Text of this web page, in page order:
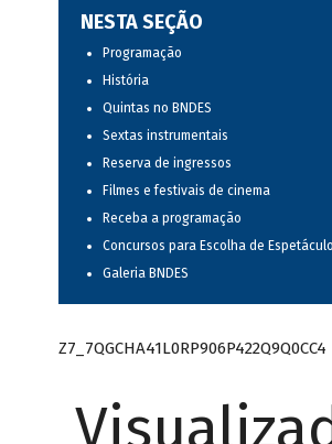
NESTA SEÇÃO
Programação
História
Quintas no BNDES
Sextas instrumentais
Reserva de ingressos
Filmes e festivais de cinema
Receba a programação
Concursos para Escolha de
Galeria BNDES
Z7_7QGCHA41L0RP906P422Q9Q0CC4